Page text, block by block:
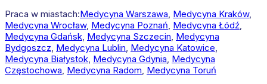
Praca w miastach:Medycyna Warszawa, Medycyna Kraków,
Medycyna Wrocław, Medycyna Poznań, Medycyna Łódź,
Medycyna Gdańsk, Medycyna Szczecin, Medycyna
Bydgoszcz, Medycyna Lublin, Medycyna Katowice,
Medycyna Białystok, Medycyna Gdynia, Medycyna
Częstochowa, Medycyna Radom, Medycyna Toruń